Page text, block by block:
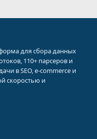
для сбора данных
110+ парсеров и
в SEO, e-commerce и
скоростью и